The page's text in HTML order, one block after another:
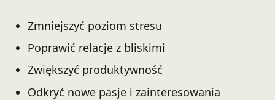
Zmniejszyć poziom stresu
Poprawić relacje z bliskimi
Zwiększyć produktywność
Odkryć nowe pasje i zainteresowania